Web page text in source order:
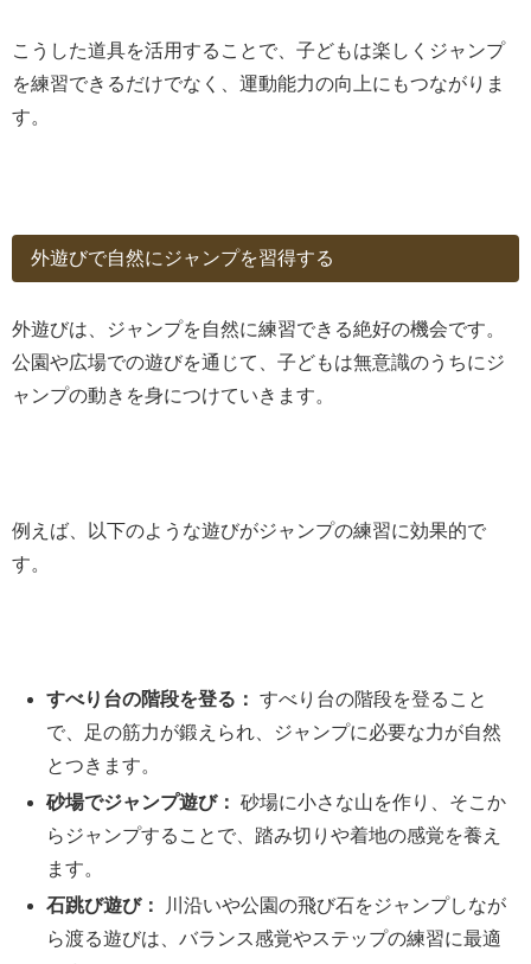
こうした道具を活用することで、子どもは楽しくジャンプ
を練習できるだけでなく、運動能力の向上にもつながりま
す。
外遊びで自然にジャンプを習得する
外遊びは、ジャンプを自然に練習できる絶好の機会です。
公園や広場での遊びを通じて、子どもは無意識のうちにジ
ャンプの動きを身につけていきます。
例えば、以下のような遊びがジャンプの練習に効果的で
す。
すべり台の階段を登る： すべり台の階段を登ること
で、足の筋力が鍛えられ、ジャンプに必要な力が自然
とつきます。
砂場でジャンプ遊び： 砂場に小さな山を作り、そこか
らジャンプすることで、踏み切りや着地の感覚を養え
ます。
石跳び遊び：
川沿いや公園の飛び石をジャンプしなが
ら渡る遊びは、バランス感覚やステップの練習に最適